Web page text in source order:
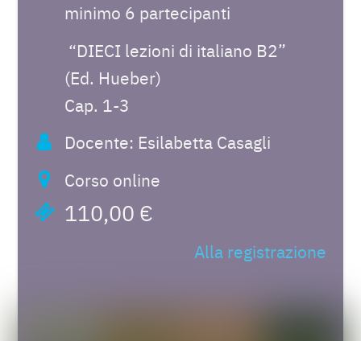
minimo 6 partecipanti
“DIECI lezioni di italiano B2”
(Ed. Hueber)
Cap. 1-3
Docente: Esilabetta Casagli
Corso online
110,00 €
Alla registrazione